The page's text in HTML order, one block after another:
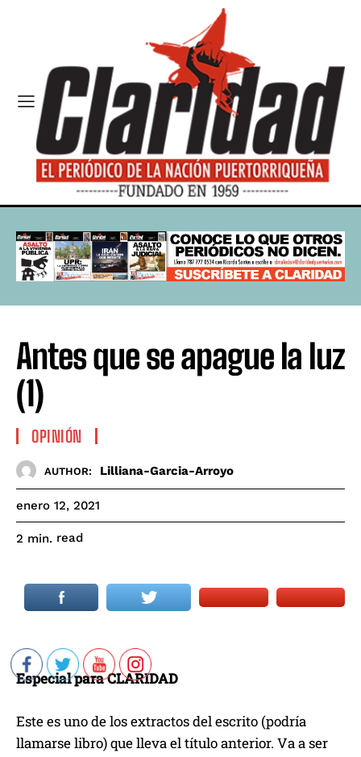
Antes que se apague la luz
(1)
OPINIÓN
AUTHOR: Lilliana-Garcia-Arroyo
enero 12, 2021
2 min. read
Especial para CLARIDAD
Este es uno de los extractos del escrito (podría
llamarse libro) que lleva el título anterior. Va a ser